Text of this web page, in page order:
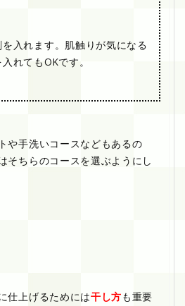
入れます。肌触りが気になる
れてもOKです。
や手洗いコースなどもあるの
そちらのコースを選ぶようにし
仕上げるためには干し方も重要